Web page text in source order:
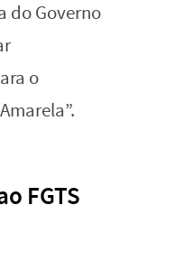
do Governo
o
FGTS